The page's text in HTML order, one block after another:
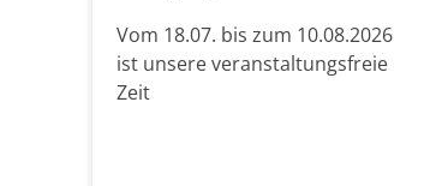
Vom 18.07. bis zum 10.08.2026
ist unsere veranstaltungsfreie
Zeit